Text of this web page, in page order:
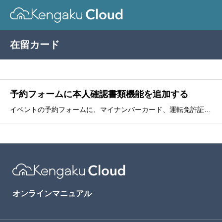
在留カード
予約フォームに本人確認書類機能を追加する
オンラインマニュアル